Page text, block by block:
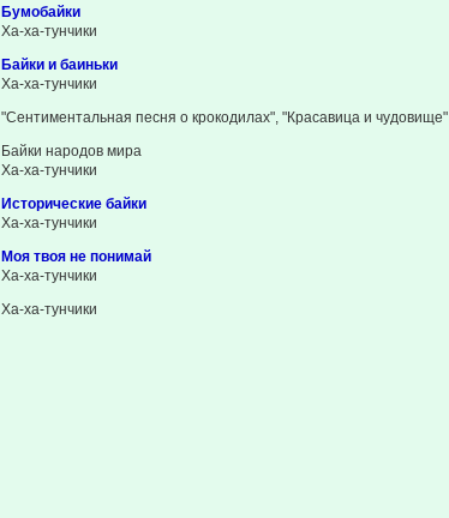
Бумобайки
Ха-ха-тунчики
Байки и баиньки
Ха-ха-тунчики
"Сентиментальная песня о крокодилах", "Красавица и чудовище"
Байки народов мира
Ха-ха-тунчики
Исторические байки
Ха-ха-тунчики
Моя твоя не понимай
Ха-ха-тунчики
Ха-ха-тунчики